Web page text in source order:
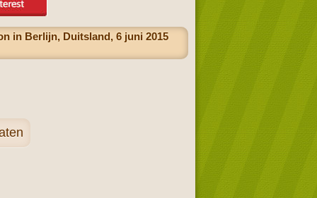
in Berlijn, Duitsland, 6 juni 2015